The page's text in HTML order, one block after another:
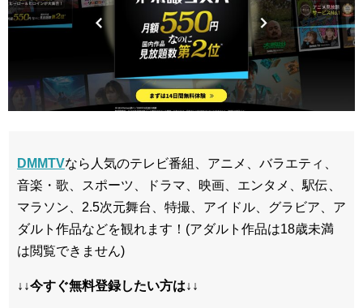
DMMTVなら人気のテレビ番組、アニメ、バラエティ、
音楽・歌、スポーツ、ドラマ、映画、エンタメ、駅伝、
マラソン、2.5次元舞台、特撮、アイドル、グラビア、ア
ダルト作品などを観れます！(アダルト作品は18歳未満
は閲覧できません)
↓↓今すぐ無料登録したい方は↓↓